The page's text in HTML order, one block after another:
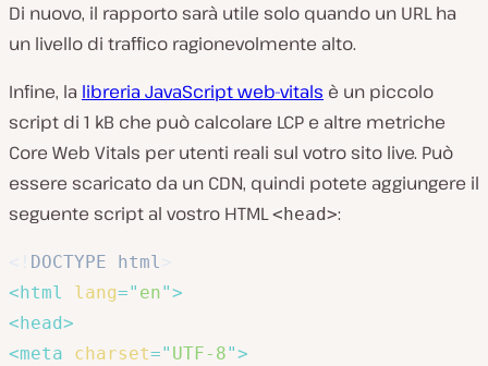
Di nuovo, il rapporto sarà utile solo quando un URL ha
un livello di traffico ragionevolmente alto.
Infine, la libreria JavaScript web-vitals è un piccolo
script di 1 kB che può calcolare LCP e altre metriche
Core Web Vitals per utenti reali sul votro sito live. Può
essere scaricato da un CDN, quindi potete aggiungere il
seguente script al vostro HTML<head>:
DOCTYPE html
<html lang=" en">
<head>
<meta charset=" UTF-8">